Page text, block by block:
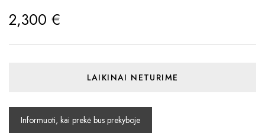
2,300 €
LAIKINAI NETURIME